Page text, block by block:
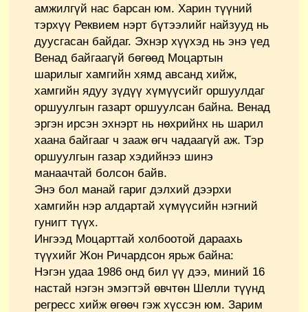
амжилгүй нас барсан юм. Харин түүний
тэрхүү Реквием нэрт бүтээлийг найзууд нь
дуусгасан байдаг. Эхнэр хүүхэд нь энэ үед
Венад байгаагүй бөгөөд Моцартын
шарилыг хамгийн хямд авсанд хийж,
хамгийн ядуу зүдүү хүмүүсийг оршуулдаг
оршуулгын газарт оршуулсан байна. Венад
эргэн ирсэн эхнэрт нь нөхрийнх нь шарил
хаана байгааг ч зааж өгч чадаагүй аж. Тэр
оршуулгын газар хэдийнээ шинэ
манаачтай болсон байв.
Энэ бол манай гариг дэлхий дээрхи
хамгийн нэр алдартай хүмүүсийн нэгний
гунигт түүх.
Ингээд Моцарттай холбоотой дараахь
түүхийг Жон Ричардсон ярьж байна:
Нэгэн удаа 1986 онд бил үү дээ, миний 16
настай нэгэн эмэгтэй өвчтөн Шелли түүнд
регресс хийж өгөөч гэж хүссэн юм. Зарим